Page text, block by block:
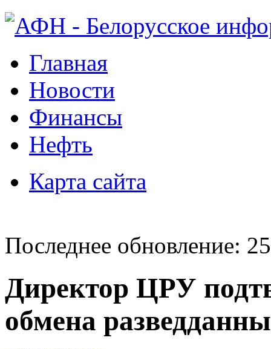
Главная
Новости
Финансы
Нефть
Карта сайта
Последнее обновление:
Директор ЦРУ
обмена